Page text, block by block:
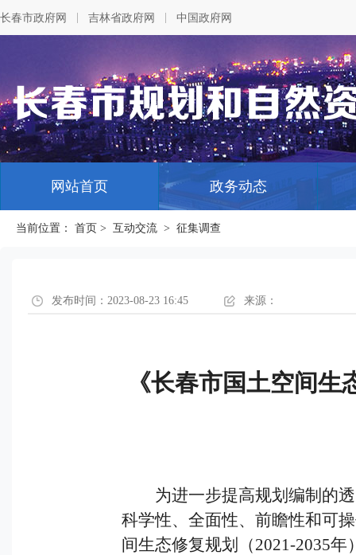
长春市政府网 吉林省政府网 中国政府网
网站首页 政务动态
当前位置： 首页 > 互动交流 > 征集调查
发布时间：2023-08-23 16:45 来源：
《长春市国土空间
为进一步提高规划编制的透
科学性、全面性、前瞻性和可
间生态修复规划（2021-2035